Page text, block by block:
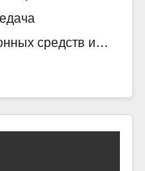
средств и…